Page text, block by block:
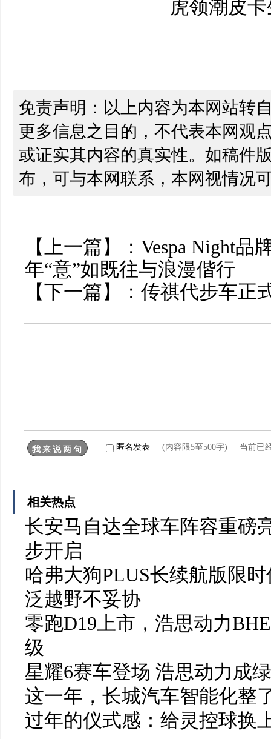
免责声明：以上内容为本网站转
更多信息之目的，不代表本网观
或证实其内容的真实性。如稿件
布，可与本网联系，本网视情况
【上一篇】： Vespa Night品
年“意”如既往与浪漫偕行
【下一篇】： 传祺代步车正
匿名发表 (内容限5至500字) 当前已
相关热点
长安马自达全球车阵容重磅
步开启
哈弗大狗PLUS长续航版限
泛越野不妥协
零跑D19上市，浩思动力
级
星耀6赛车登场 浩思动力成
这一年，长城汽车智能化整
过年的仪式感：给灵控球换